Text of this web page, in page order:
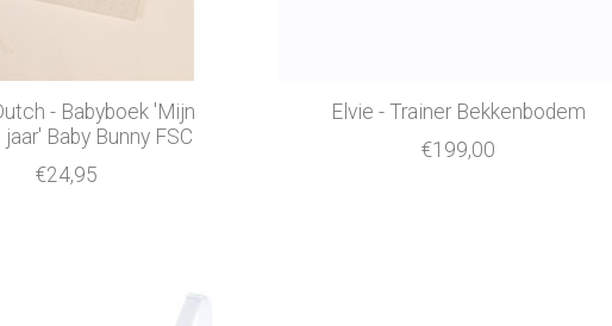
- Babyboek 'Mijn
Baby Bunny FSC
€24,95
Elvie - Trainer Bekkenbodem
€199,00